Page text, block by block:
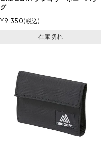
グ
¥9,350 税込
在庫切れ